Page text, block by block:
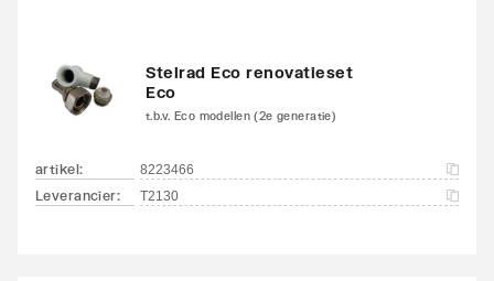
Stelrad Eco renovatieset
Eco
t.b.v. Eco modellen (2e generatie)
artikel: 8223466
Leverancier: T2130